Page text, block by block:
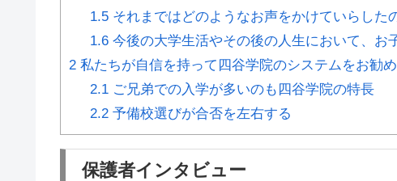
1.5それまではどのようなお声をかけていらした
1.6今後の大学生活やその後の人生において、お
2 私たちが自信を持って四谷学院のシステムをお勧
2.1ご兄弟での入学が多いのも四谷学院の特長
2.2予備校選びが合否を左右する
保護者インタビュー